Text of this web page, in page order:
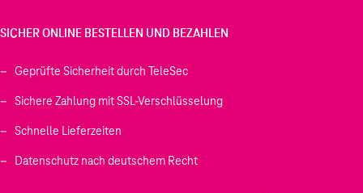
SICHER ONLINE BESTELLEN UND BEZAHLEN
Geprüfte Sicherheit durch TeleSec
Sichere Zahlung mit SSL-Verschlüsselung
Schnelle Lieferzeiten
Datenschutz nach deutschem Recht